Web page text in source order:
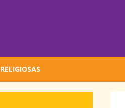
RELIGIOSAS